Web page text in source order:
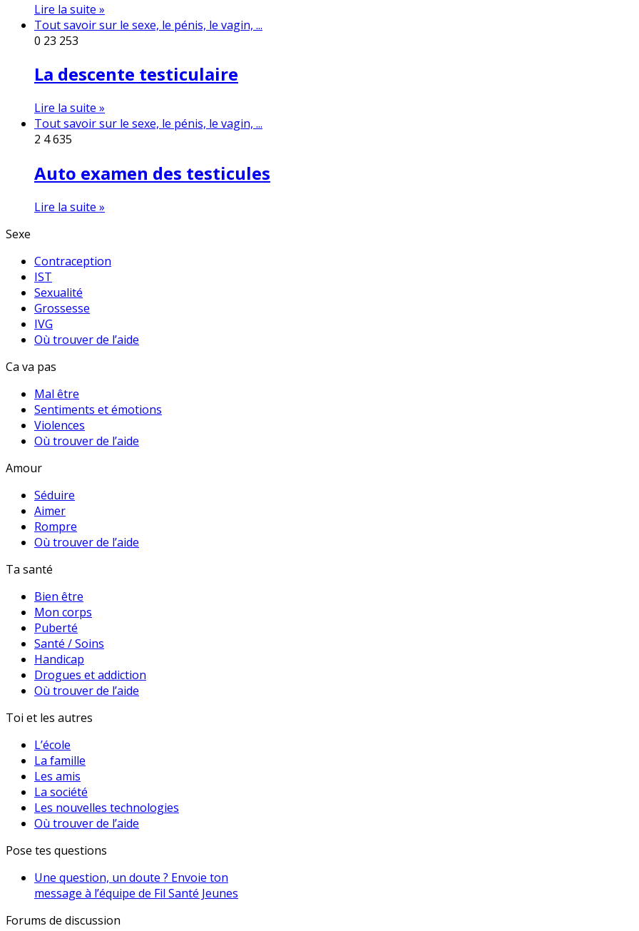
Lire la suite »
Tout savoir sur le sexe, le pénis, le vagin, ...
0 23 253
La descente testiculaire
Lire la suite »
Tout savoir sur le sexe, le pénis, le vagin, ...
2 4 635
Auto examen des testicules
Lire la suite »
Sexe
Contraception
IST
Sexualité
Grossesse
IVG
Où trouver de l’aide
Ca va pas
Mal être
Sentiments et émotions
Violences
Où trouver de l’aide
Amour
Séduire
Aimer
Rompre
Où trouver de l’aide
Ta santé
Bien être
Mon corps
Puberté
Santé / Soins
Handicap
Drogues et addiction
Où trouver de l’aide
Toi et les autres
L’école
La famille
Les amis
La société
Les nouvelles technologies
Où trouver de l’aide
Pose tes questions
Une question, un doute ? Envoie ton
message à l’équipe de Fil Santé Jeunes
Forums de discussion